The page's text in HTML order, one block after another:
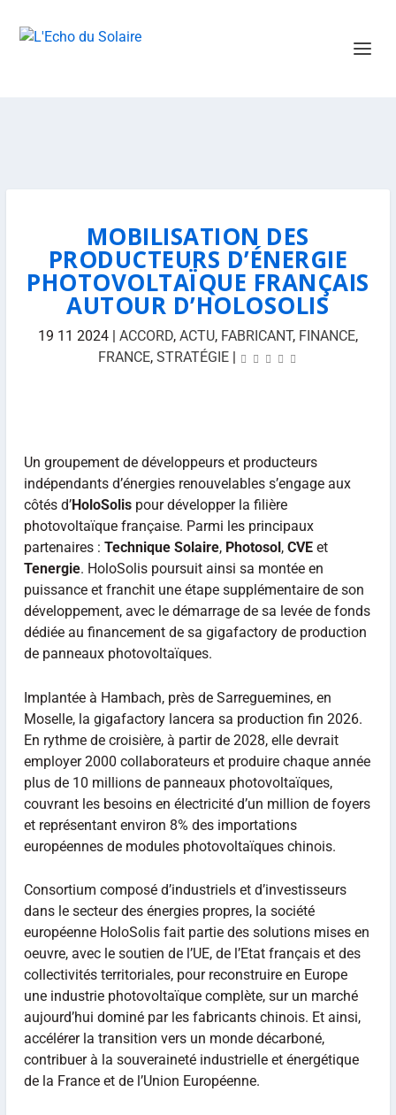
MOBILISATION DES
PRODUCTEURS D’ÉNERGIE
PHOTOVOLTAÏQUE FRANÇAIS
AUTOUR D’HOLOSOLIS
19 11 2024| ACCORD, ACTU, FABRICANT, FINANCE,
FRANCE, STRATÉGIE|
Un groupement de développeurs et producteurs
indépendants d’énergies renouvelables s’engage aux
côtés d’HoloSolispour développer la filière
photovoltaïque française. Parmi les principaux
partenaires : Technique Solaire, Photosol, CVEet
Tenergie. HoloSolis poursuit ainsi sa montée en
puissance et franchit une étape supplémentaire de son
développement, avec le démarrage de sa levée de fonds
dédiée au financement de sa gigafactory de production
de panneaux photovoltaïques.
Implantée à Hambach, près de Sarreguemines, en
Moselle, la gigafactory lancera sa production fin 2026.
En rythme de croisière, à partir de 2028, elle devrait
employer 2000 collaborateurs et produire chaque année
plus de 10 millions de panneaux photovoltaïques,
couvrant les besoins en électricité d’un million de foyers
et représentant environ 8% des importations
européennes de modules photovoltaïques chinois.
Consortium composé d’industriels et d’investisseurs
dans le secteur des énergies propres, la société
européenne HoloSolis fait partie des solutions mises en
oeuvre, avec le soutien de l’UE, de l’Etat français et des
collectivités territoriales, pour reconstruire en Europe
une industrie photovoltaïque complète, sur un marché
aujourd’hui dominé par les fabricants chinois. Et ainsi,
accélérer la transition vers un monde décarboné,
contribuer à la souveraineté industrielle et énergétique
de la France et de l’Union Européenne.